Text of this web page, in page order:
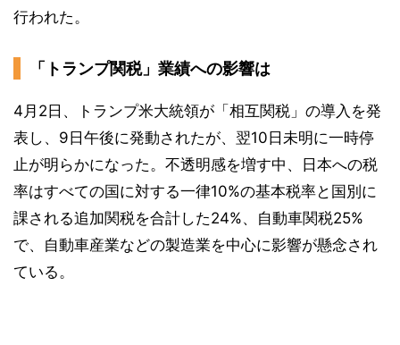
行われた。
「トランプ関税」業績への影響は
4月2日、トランプ米大統領が「相互関税」の導入を発
表し、9日午後に発動されたが、翌10日未明に一時停
止が明らかになった。不透明感を増す中、日本への税
率はすべての国に対する一律10%の基本税率と国別に
課される追加関税を合計した24%、自動車関税25%
で、自動車産業などの製造業を中心に影響が懸念され
ている。